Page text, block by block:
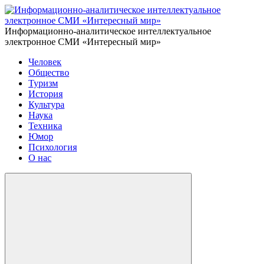
Информационно-аналитическое интеллектуальное
электронное СМИ «Интересный мир»
Человек
Общество
Туризм
История
Культура
Наука
Техника
Юмор
Психология
О нас